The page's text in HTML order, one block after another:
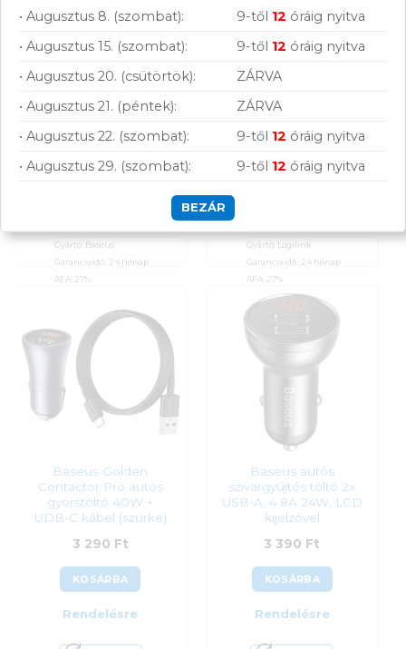
Raktáron
Összevet
KOSÁRBA
Baseus 2x USB-A
Compact hálózati
gyorstöltő (220V),
max 10,5W, fehér
Gyártó: Baseus
Garanciaidő: 24 hónap
ÁFA: 27%
Ft
Raktáron
Összevet
KOSÁRBA
Logilink PA0038 3-
as autós
feszültség elosztó
USB-vel
Gyártó: Logilink
Garanciaidő: 24 hónap
ÁFA: 27%
Azonosító:47251
2 990
Baseus Golden
Contactor Pro autós
gyorstöltő 40W +
UDB-C kábel (szürke)
3 290 Ft
KOSÁRBA
Rendelésre
Baseus autós
szivargyújtós töltő 2x
USB-A, 4.8A 24W, LCD
kijelzővel
3 390 Ft
KOSÁRBA
Rendelésre
• Augusztus 8. (szombat): 9-től 12 óráig nyitva
• Augusztus 15. (szombat):
9-től 12 óráig nyitva
• Augusztus 20. (csütörtök):
ZÁRVA
• Augusztus 21. (péntek):
ZÁRVA
• Augusztus 22. (szombat):
9-től 12 óráig nyitva
• Augusztus 29. (szombat):
9-től 12 óráig nyitva
BEZÁR